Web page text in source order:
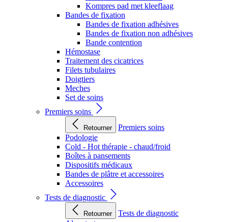
Kompres pad met kleeflaag
Bandes de fixation
Bandes de fixation adhésives
Bandes de fixation non adhésives
Bande contention
Hémostase
Traitement des cicatrices
Filets tubulaires
Doigtiers
Meches
Set de soins
Premiers soins
Retourner
Premiers soins
Podologie
Cold - Hot thérapie - chaud/froid
Boîtes à pansements
Dispositifs médicaux
Bandes de plâtre et accessoires
Accessoires
Tests de diagnostic
Retourner
Tests de diagnostic